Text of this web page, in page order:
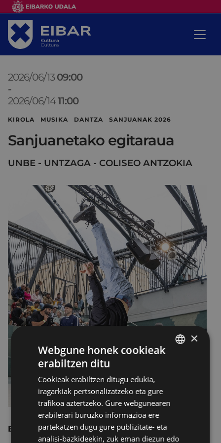
2026/06/13 09:00
-
2026/06/1411:00
KIROLA MUSIKA DANTZA SANJUANAK 2026
Sanjuanetako egitaraua
UNBE - UNTZAGA - COLISEO ANTZOKIA
EKAINAK 13, ZAPATUA
×
Webgune honek cookieak
erabiltzen ditu
Cookieak erabiltzen ditugu edukia,
iragarkiak pertsonalizatzeko eta gure
trafikoa aztertzeko. Gure webgunearen
erabilerari buruzko informazioa ere
partekatzen dugu gure publizitate- eta
analisi-bazkideekin, zuk eman diezun edo